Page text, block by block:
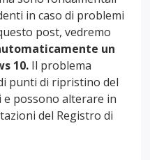
in caso di problemi
post, vedremo
un
10. Il problema
punti di ripristino del
e possono alterare in
del Registro di